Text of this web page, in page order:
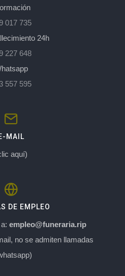
017 735
24h
227 648
557 595
MAIL
aquí)
DE EMPLEO
a:empleo@funeraria.rip
no se admiten llamadas